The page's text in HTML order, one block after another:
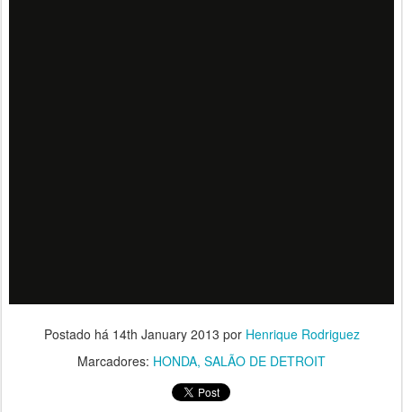
Postado há 14th January 2013 por Henrique Rodriguez
Marcadores: HONDA SALÃO DE DETROIT